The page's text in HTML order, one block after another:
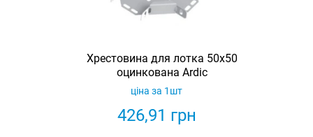
Хрестовина для лотка 50х50
оцинкована Ardic
426,91 грн
ціна за 1шт